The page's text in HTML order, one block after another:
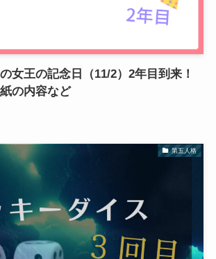
女王の記念日（11/2）2年目到来！
の内容など
第五人格